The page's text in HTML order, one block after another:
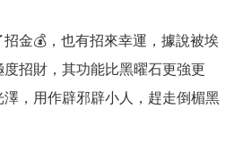
招金💰，也有招來幸運，據說被埃
招財，其功能比黑曜石更強更
，用作辟邪辟小人，趕走倒楣黑